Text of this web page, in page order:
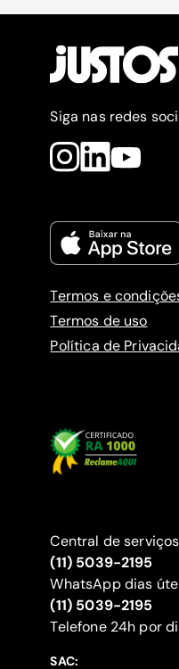
Siga nas redes
Termos e
Termos de uso
Política de
Central de
(11) 5039-2195
WhatsApp dias
(11) 5039-2195
‍Telefone 24h por
SAC: